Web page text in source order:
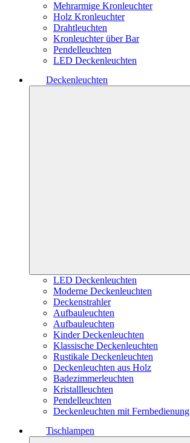
Mehrarmige Kronleuchter
Holz Kronleuchter
Drahtleuchten
Kronleuchter über Bar
Pendelleuchten
LED Deckenleuchten
Deckenleuchten
LED Deckenleuchten
Moderne Deckenleuchten
Deckenstrahler
Aufbauleuchten
Aufbauleuchten
Kinder Deckenleuchten
Klassische Deckenleuchten
Rustikale Deckenleuchten
Deckenleuchten aus Holz
Badezimmerleuchten
Kristallleuchten
Pendelleuchten
Deckenleuchten mit Fernbedienung
Tischlampen